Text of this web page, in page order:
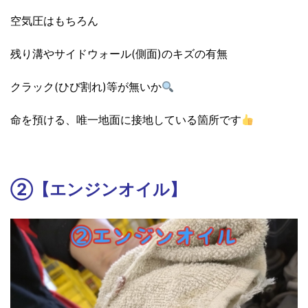
空気圧はもちろん
残り溝やサイドウォール(側面)のキズの有無
クラック(ひび割れ)等が無いか
命を預ける、唯一地面に接地している箇所です
②【エンジンオイル】